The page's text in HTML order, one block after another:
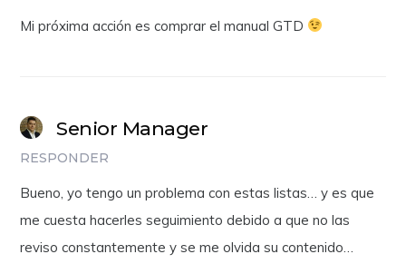
Mi próxima acción es comprar el manual GTD
Senior Manager
RESPONDER
Bueno, yo tengo un problema con estas listas… y es que
me cuesta hacerles seguimiento debido a que no las
reviso constantemente y se me olvida su contenido…